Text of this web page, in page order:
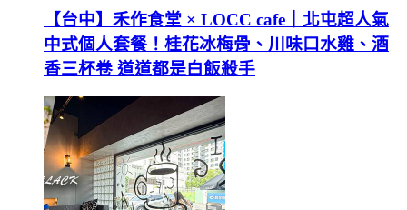
【台中】禾作食堂 × LOCC cafe｜北屯超人氣
中式個人套餐！桂花冰梅骨、川味口水雞、酒
香三杯卷 道道都是白飯殺手